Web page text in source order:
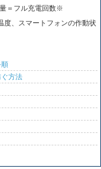
＝フル充電回数※
、スマートフォンの作動状
方法